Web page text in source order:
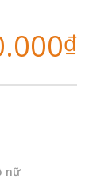
₫
nữ